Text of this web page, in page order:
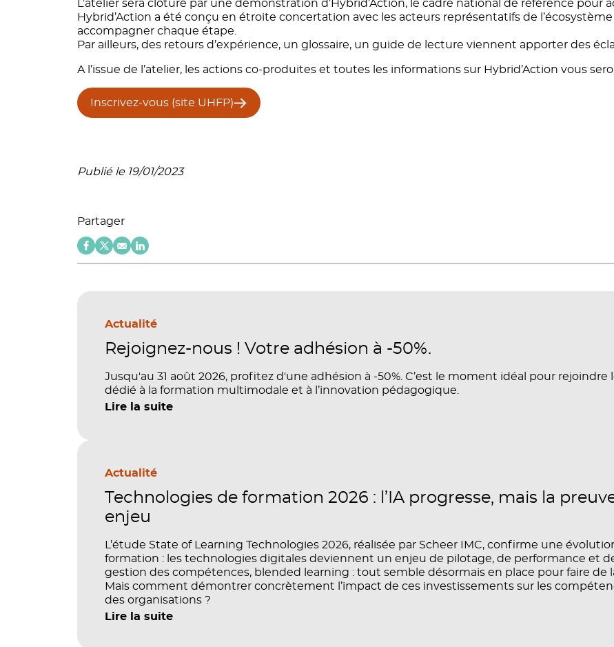
L’atelier sera clôturé par une démonstration d’Hybrid’Action, le cadre national de référence
Hybrid’Action a été conçu en étroite concertation avec les acteurs représentatifs de
accompagner chaque étape.
Par ailleurs, des retours d’expérience, un glossaire, un guide de lecture viennent apporter des
A l’issue de l’atelier, les actions co-produites et toutes les informations sur Hybrid’Action vous
Inscrivez-vous (site UHFP)
Publié le 19/01/2023
Partager
Actualité
Rejoignez-nous ! Votre adhésion à -50%.
Jusqu'au 31 août 2026, profitez d'une adhésion à -50%. C’est le moment idéal pour
dédié à la formation multimodale et à l’innovation pédagogique.
Lire la suite
Actualité
Technologies de formation 2026 : l’IA progresse, mais la
enjeu
L’étude State of Learning Technologies 2026, réalisée par Scheer IMC, confirme une
formation : les technologies digitales deviennent un enjeu de pilotage, de performance et
gestion des compétences, blended learning : tout semble désormais en place pour faire de
Mais comment démontrer concrètement l’impact de ces investissements sur les
des organisations ?
Lire la suite